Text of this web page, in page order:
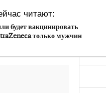
читают:
будет вакцинировать
только мужчин